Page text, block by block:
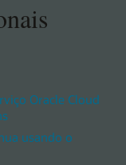
Oracle Cloud
usando o